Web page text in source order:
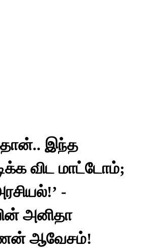
தான்.. இந்த
விட மாட்டோம்;
-
அனிதா
ஆவேசம்!